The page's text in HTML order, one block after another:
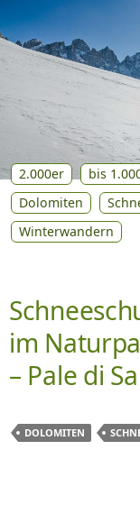
2.000er bis
Dolomiten
Winterwandern
im
– Pale di
DOLOMITEN